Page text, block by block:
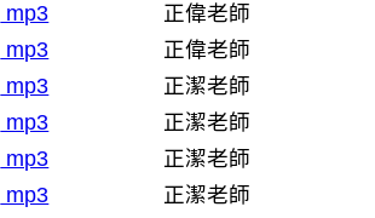
mp3
正偉老師
mp3
正偉老師
mp3
正潔老師
mp3
正潔老師
mp3
正潔老師
mp3
正潔老師